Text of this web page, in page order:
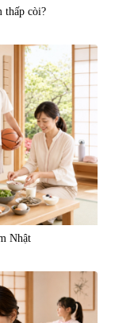
trợ điều trị ung thư
Kanehide Bio
150 viên
790.621
thấp còi?
Nhật